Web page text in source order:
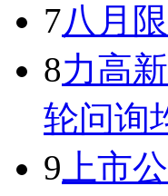
7八月
8力高
轮问询
9 上市